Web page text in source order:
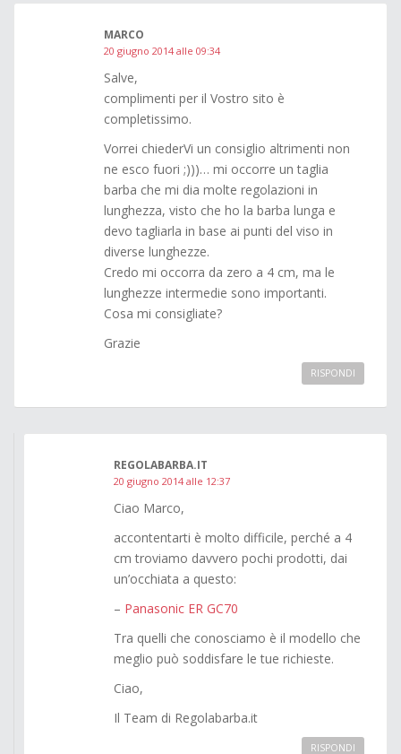
MARCO
20 giugno 2014 alle 09:34
Salve,
complimenti per il Vostro sito è
completissimo.
Vorrei chiederVi un consiglio altrimenti non
ne esco fuori ;)))… mi occorre un taglia
barba che mi dia molte regolazioni in
lunghezza, visto che ho la barba lunga e
devo tagliarla in base ai punti del viso in
diverse lunghezze.
Credo mi occorra da zero a 4 cm, ma le
lunghezze intermedie sono importanti.
Cosa mi consigliate?
Grazie
RISPONDI
REGOLABARBA.IT
20 giugno 2014 alle 12:37
Ciao Marco,
accontentarti è molto difficile, perché a 4
cm troviamo davvero pochi prodotti, dai
un’occhiata a questo:
– Panasonic ER GC70
Tra quelli che conosciamo è il modello che
meglio può soddisfare le tue richieste.
Ciao,
Il Team di Regolabarba.it
RISPONDI